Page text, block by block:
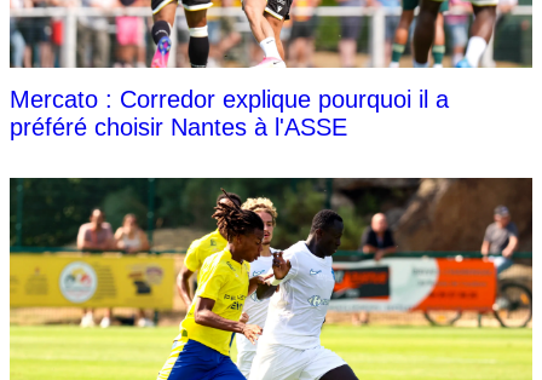
Mercato : Corredor explique pourquoi il a
préféré choisir Nantes à l'ASSE